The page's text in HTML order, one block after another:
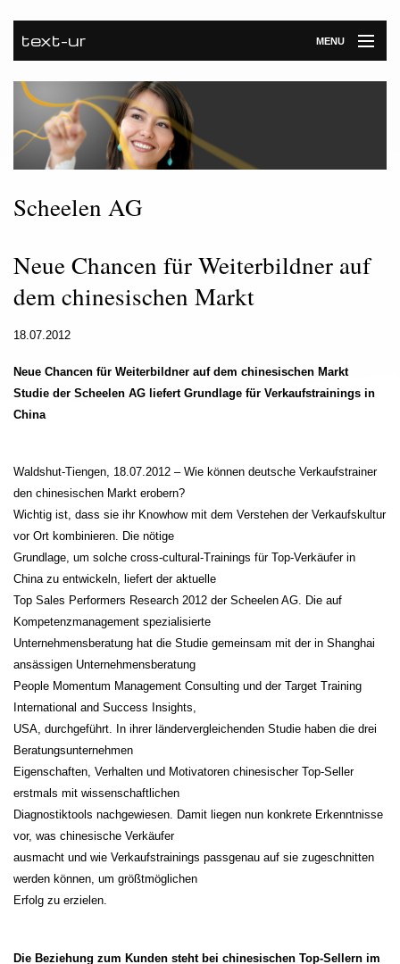
text-ur MENU
Startseite
Leistungen
Unternehmen
Referenzen
Newsroom
Scheelen AG
Neue Chancen für Weiterbildner auf
dem chinesischen Markt
18.07.2012
Neue Chancen für Weiterbildner auf dem chinesischen Markt
Studie der Scheelen AG liefert Grundlage für Verkaufstrainings in
China
Waldshut-Tiengen, 18.07.2012 – Wie können deutsche Verkaufstrainer
den chinesischen Markt erobern?
Wichtig ist, dass sie ihr Knowhow mit dem Verstehen der Verkaufskultur
vor Ort kombinieren. Die nötige
Grundlage, um solche cross-cultural-Trainings für Top-Verkäufer in
China zu entwickeln, liefert der aktuelle
Top Sales Performers Research 2012 der Scheelen AG. Die auf
Kompetenzmanagement spezialisierte
Unternehmensberatung hat die Studie gemeinsam mit der in Shanghai
ansässigen Unternehmensberatung
People Momentum Management Consulting und der Target Training
International and Success Insights,
USA, durchgeführt. In ihrer ländervergleichenden Studie haben die drei
Beratungsunternehmen
Eigenschaften, Verhalten und Motivatoren chinesischer Top-Seller
erstmals mit wissenschaftlichen
Diagnostiktools nachgewiesen. Damit liegen nun konkrete Erkenntnisse
vor, was chinesische Verkäufer
ausmacht und wie Verkaufstrainings passgenau auf sie zugeschnitten
werden können, um größtmöglichen
Erfolg zu erzielen.
Die Beziehung zum Kunden steht bei chinesischen Top-Sellern im